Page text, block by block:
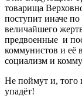
товарища
поступит иначе
величайшего
предвоенные и
коммунистов и её
социализм и
Не поймут и, того
упадёт!